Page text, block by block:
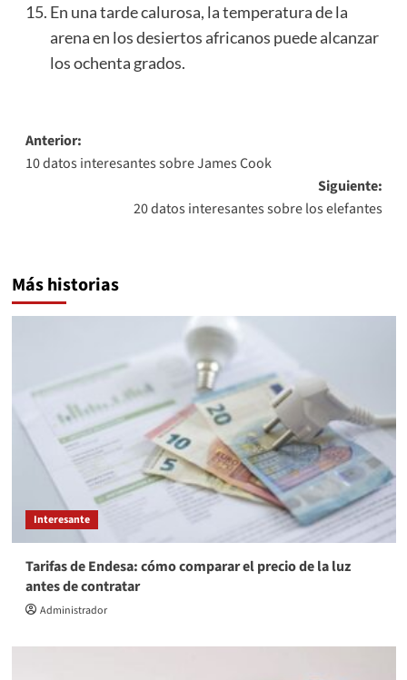
En una tarde calurosa, la temperatura de la
arena en los desiertos africanos puede alcanzar
los ochenta grados.
Navegación
de
Anterior:
10 datos interesantes sobre James Cook
Siguiente:
20 datos interesantes sobre los elefantes
Más historias
Interesante
Tarifas de Endesa: cómo comparar el precio de la luz
antes de contratar
Administrador